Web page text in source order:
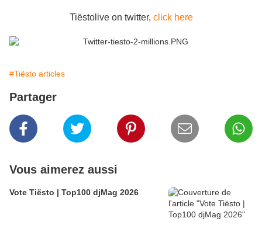
Tiëstolive on twitter, click here
#Tiësto articles
Partager
Vous aimerez aussi
Vote Tiësto | Top100 djMag 2026